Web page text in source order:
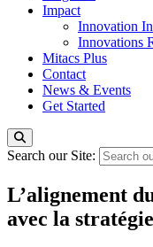
Impact
Innovation
Innovations
Mitacs Plus
Contact
News & Events
Get Started
Search our Site:
L’alignement
avec la